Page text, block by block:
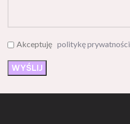
Akceptuję politykę prywatności